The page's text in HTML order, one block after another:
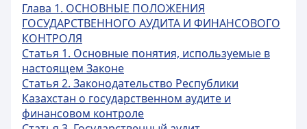
Глава 1. ОСНОВНЫЕ ПОЛОЖЕНИЯ
ГОСУДАРСТВЕННОГО АУДИТА И ФИНАНСОВОГО
КОНТРОЛЯ
Статья 1. Основные понятия, используемые в
настоящем Законе
Статья 2. Законодательство Республики
Казахстан о государственном аудите и
финансовом контроле